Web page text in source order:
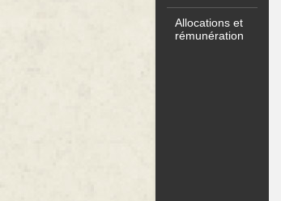
Allocations et
rémunération